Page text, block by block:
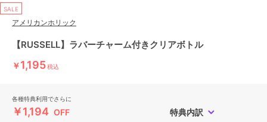
SALE
アメリカンホリック
【RUSSELL】ラバーチャーム付きクリアボトル
￥1,195税込
各種特典利用でさらに
￥1,194 OFF 特典内訳